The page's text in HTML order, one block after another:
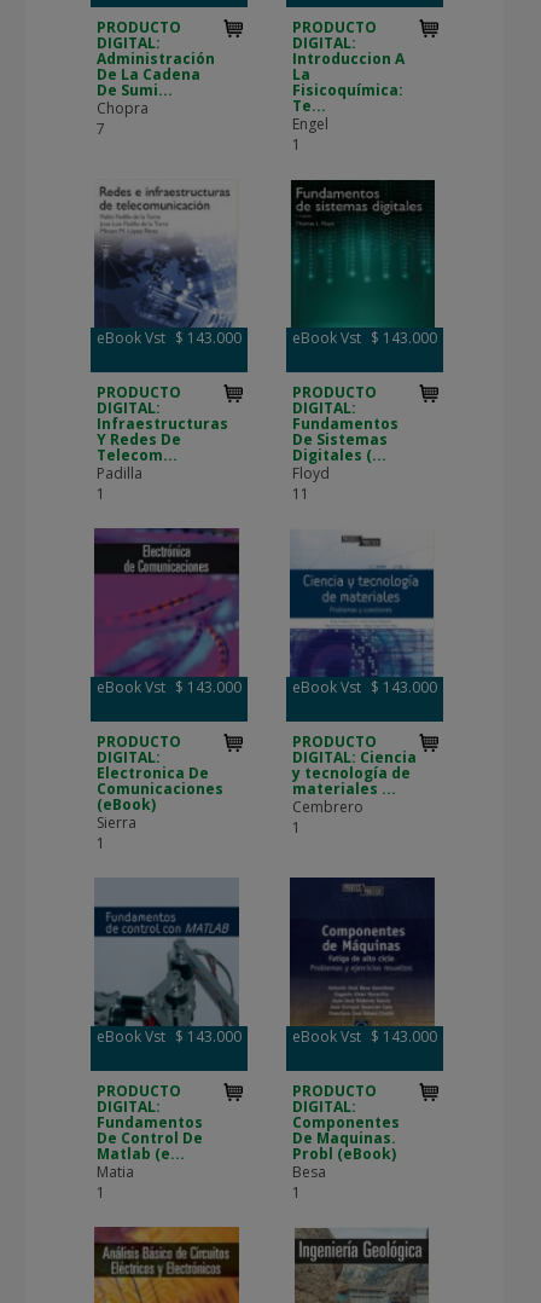
PRODUCTO
DIGITAL:
Administración
De La Cadena
De Sumi...
Chopra
7
PRODUCTO
DIGITAL:
Introduccion A
La
Fisicoquímica:
Te...
Engel
1
eBook Vst $ 143.000
PRODUCTO
DIGITAL:
Infraestructuras
Y Redes De
Telecom...
Padilla
1
eBook Vst $ 143.000
PRODUCTO
DIGITAL:
Fundamentos
De Sistemas
Digitales (...
Floyd
11
eBook Vst $ 143.000
PRODUCTO
DIGITAL:
Electronica De
Comunicaciones
(eBook)
Sierra
1
eBook Vst $ 143.000
PRODUCTO
DIGITAL: Ciencia
y tecnología de
materiales ...
Cembrero
1
eBook Vst $ 143.000
PRODUCTO
DIGITAL:
Fundamentos
De Control De
Matlab (e...
Matia
1
eBook Vst $ 143.000
PRODUCTO
DIGITAL:
Componentes
De Maquinas.
Probl (eBook)
Besa
1